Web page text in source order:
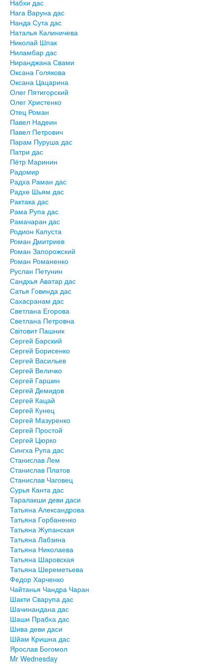
Набхи дас
Нага Варуна дас
Нанда Сута дас
Наталья Калиничева
Николай Шпак
Ниламбар дас
Ниранджана Свами
Оксана Голякова
Оксана Цацарина
Олег Пятигорский
Олег Христенко
Отец Роман
Павел Надеин
Павел Петрович
Парам Пуруша дас
Патри дас
Пётр Маринин
Радомир
Радха Раман дас
Радхе Шьям дас
Рактака дас
Рама Рупа дас
Рамачаран дас
Родион Капуста
Роман Дмитриев
Роман Запорожский
Роман Романенко
Руслан Петунин
Сандхья Аватар дас
Сатья Говинда дас
Сахасранам дас
Светлана Егорова
Светлана Петровна
Світовит Пашник
Сергей Барский
Сергей Борисенко
Сергей Васильев
Сергей Величко
Сергей Гаршин
Сергей Демидов
Сергей Кацай
Сергей Кунец
Сергей Мазуренко
Сергей Простой
Сергей Цюрко
Сингха Рупа дас
Станислав Лем
Станислав Платов
Станислав Чаговец
Сурья Канта дас
Таралакши деви даси
Татьяна Александрова
Татьяна Горбаненко
Татьяна Жупанская
Татьяна Лабзина
Татьяна Николаева
Татьяна Шаровская
Татьяна Шереметьева
Федор Харченко
Чайтанья Чандра Чаран
Шакти Сварупа дас
Шачинандана дас
Шаши Прабха дас
Шива деви даси
Шйам Кришна дас
Ярослав Богомол
Mr Wednesday